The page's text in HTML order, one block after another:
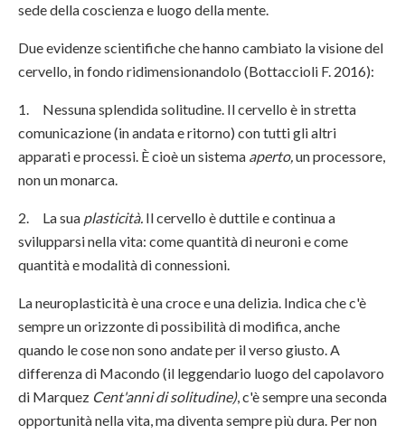
sede della coscienza e luogo della mente.
Due evidenze scientifiche che hanno cambiato la visione del
cervello, in fondo ridimensionandolo (Bottaccioli F. 2016):
1. Nessuna splendida solitudine. Il cervello è in stretta
comunicazione (in andata e ritorno) con tutti gli altri
apparati e processi. È cioè un sistema aperto,un processore,
non un monarca.
2. La sua plasticità. Il cervello è duttile e continua a
svilupparsi nella vita: come quantità di neuroni e come
quantità e modalità di connessioni.
La neuroplasticità è una croce e una delizia. Indica che c'è
sempre un orizzonte di possibilità di modifica, anche
quando le cose non sono andate per il verso giusto. A
differenza di Macondo (il leggendario luogo del capolavoro
di Marquez Cent'anni di solitudine), c'è sempre una seconda
opportunità nella vita, ma diventa sempre più dura. Per non